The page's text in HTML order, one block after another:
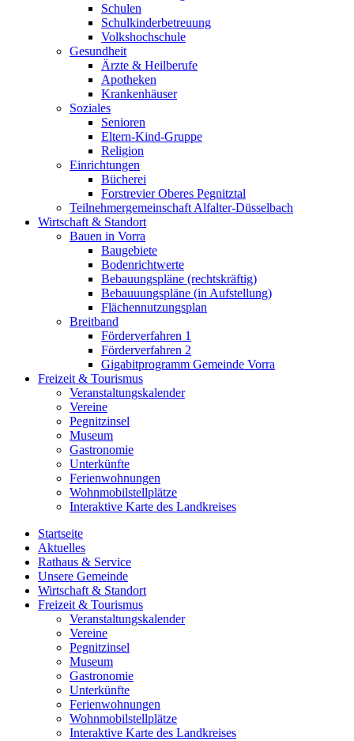
Schulen
Schulkinderbetreuung
Volkshochschule
Gesundheit
Ärzte & Heilberufe
Apotheken
Krankenhäuser
Soziales
Senioren
Eltern-Kind-Gruppe
Religion
Einrichtungen
Bücherei
Forstrevier Oberes Pegnitztal
Teilnehmergemeinschaft Alfalter-Düsselbach
Wirtschaft & Standort
Bauen in Vorra
Baugebiete
Bodenrichtwerte
Bebauungspläne (rechtskräftig)
Bebauuungspläne (in Aufstellung)
Flächennutzungsplan
Breitband
Förderverfahren 1
Förderverfahren 2
Gigabitprogramm Gemeinde Vorra
Freizeit & Tourismus
Veranstaltungskalender
Vereine
Pegnitzinsel
Museum
Gastronomie
Unterkünfte
Ferienwohnungen
Wohnmobilstellplätze
Interaktive Karte des Landkreises
Startseite
Aktuelles
Rathaus & Service
Unsere Gemeinde
Wirtschaft & Standort
Freizeit & Tourismus
Veranstaltungskalender
Vereine
Pegnitzinsel
Museum
Gastronomie
Unterkünfte
Ferienwohnungen
Wohnmobilstellplätze
Interaktive Karte des Landkreises